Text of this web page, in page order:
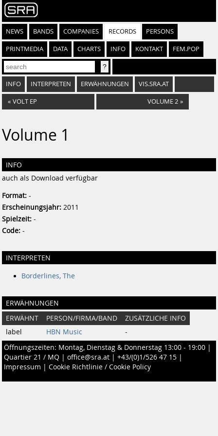
NEWS BANDS COMPANIES RECORDS PERSONS
PRINTMEDIA DATA CHARTS INFO KONTAKT FEM.POP
INFO INTERPRETEN ERWÄHNUNGEN VIS.SRA.AT
« VOLT EP VOLUME 2 »
Volume 1
INFO
auch als Download verfügbar
Format: -
Erscheinungsjahr: 2011
Spielzeit: -
Code: -
INTERPRETEN
Borderlines, The
ERWÄHNUNGEN
ERWÄHNT PERSON/FIRMA/BAND
ZUSÄTZLICHE INFO
label
HBN Music
-
Öffnungszeiten: Montag, Dienstag & Donnerstag 13:00 - 19:00 |
Quartier 21 / MQ | office@sra.at | +43/(0)1/526 47 15 |
Impressum | Cookie Richtlinie / Cookie Policy